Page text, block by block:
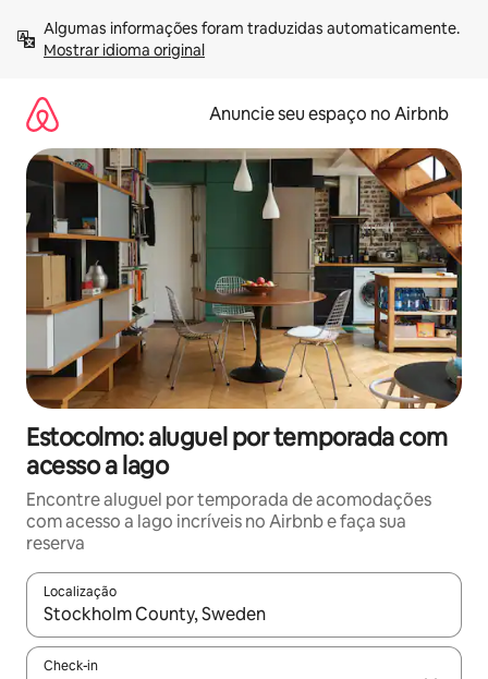
para
Mostrar idioma original
Anuncie seu espaço no Airbnb
Estocolmo: aluguel por temporada com
acesso a lago
Encontre aluguel por temporada de acomodações
com acesso a lago incríveis no Airbnb e faça sua
reserva
Localização
Quando os resultados estiverem disponíveis, explore-os
Check-in